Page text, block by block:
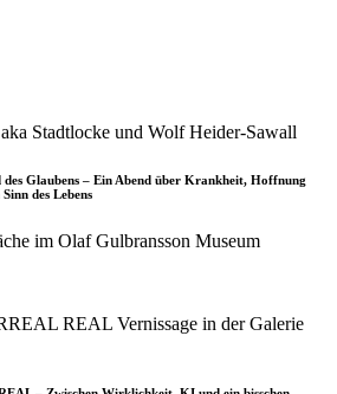
Glaubens – Ein Abend über Krankheit, Hoffnung
des Lebens
im Olaf Gulbransson Museum